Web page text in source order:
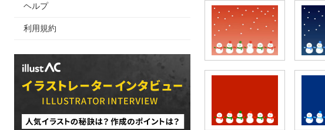
ヘルプ
利用規約